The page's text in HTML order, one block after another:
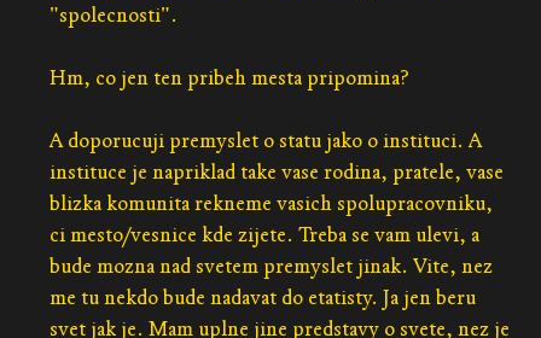
"spolecnosti".
Hm, co jen ten pribeh mesta pripomina?
A doporucuji premyslet o statu jako o instituci. A
instituce je napriklad take vase rodina, pratele, vase
blizka komunita rekneme vasich spolupracovniku,
ci mesto/vesnice kde zijete. Treba se vam ulevi, a
bude mozna nad svetem premyslet jinak. Vite, nez
me tu nekdo bude nadavat do etatisty. Ja jen beru
svet jak je. Mam uplne jine predstavy o svete, nez je